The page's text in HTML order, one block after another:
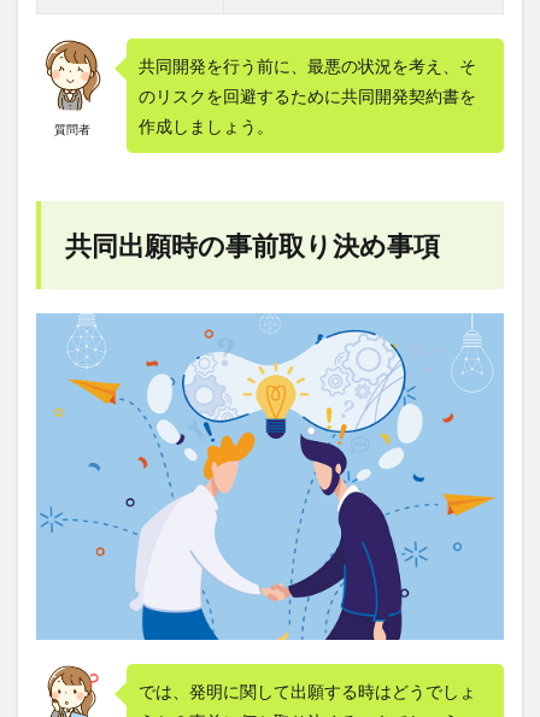
質問者
共同開発を行う前に、最悪の状況を考え、そ
のリスクを回避するために共同開発契約書を
作成しましょう。
共同出願時の事前取り決め事項
では、発明に関して出願する時はどうでしょ